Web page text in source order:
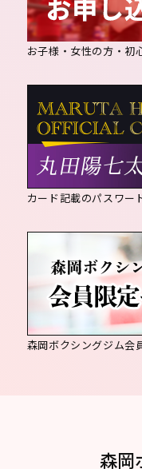
お子様・女性の方・初
カード記載のパスワー
森岡ボクシングジム会
森岡